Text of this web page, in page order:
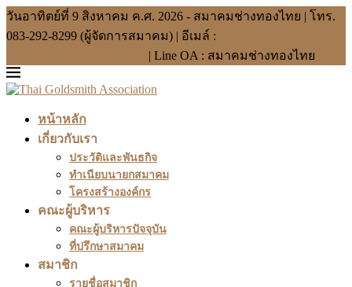
วันอาทิตย์ที่ 9 สิงหาคม ค.ศ. 2026 - สมาคมช่างทองไทย | โทร.
083-292-8299 (ผู้จัดการสมาคม) | อีเมล์ :
| Line OA : สมาคมช่างทองไทย
หน้าหลัก
เกี่ยวกับเรา
ประวัติและพันธกิจ
ทำเนียบนายกสมาคม
โครงสร้างองค์กร
คณะผู้บริหาร
คณะผู้บริหารปัจจุบัน
ที่ปรึกษาสมาคม
สมาชิก
รายชื่อสมาชิก